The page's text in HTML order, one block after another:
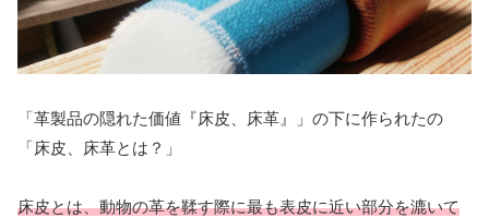
「革製品の隠れた価値『床皮、床革』」の下に作られたの
「床皮、床革とは？」
床皮とは、動物の革を鞣す際に最も表皮に近い部分を漉いて